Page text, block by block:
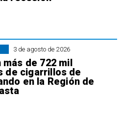
3 de agosto de 2026
más de 722 mil
de cigarrillos de
en la Región de